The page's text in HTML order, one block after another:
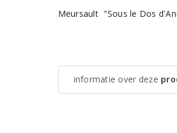
Meursault "Sous le Dos
informatie over deze